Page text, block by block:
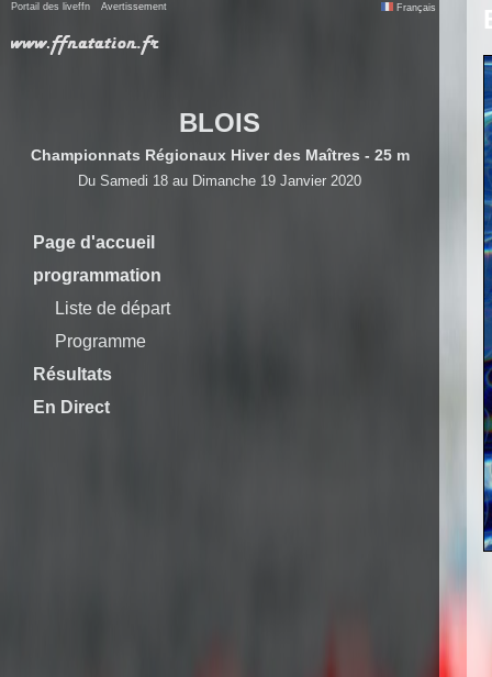
Portail des liveffn Avertissement Français
BLOIS
Championnats Régionaux Hiver des Maîtres - 25 m
Du Samedi 18 au Dimanche 19 Janvier 2020
Page d'accueil
programmation
Liste de départ
Programme
Résultats
En Direct